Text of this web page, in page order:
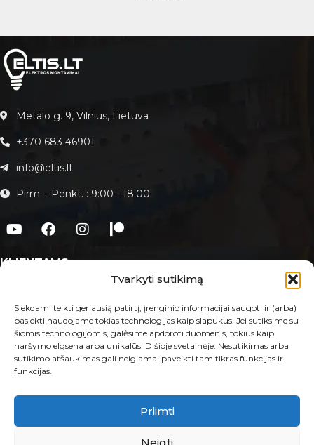
Tvarkyti sutikimą
Siekdami teikti geriausią patirtį, įrenginio informacijai saugoti ir (arba)
pasiekti naudojame tokias technologijas kaip slapukus. Jei sutiksime su
šiomis technologijomis, galėsime apdoroti duomenis, tokius kaip
naršymo elgsena arba unikalūs ID šioje svetainėje. Nesutikimas arba
sutikimo atšaukimas gali neigiamai paveikti tam tikras funkcijas ir
funkcijas.
Priimti
Neigti
Metalo g. 9, Vilnius, Lietuva
+370 683 46901
info@eltis.lt
Pirm. - Penkt. : 9:00 - 18:00
KLIENTAMS
Paslaugos
Kontaktai
E-PARDUOTUVĖ
Taisyklės ir sąlygos
MB Eltis 2023 © Visos teisės saugomos.